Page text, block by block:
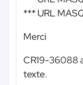
*** URL
Merci
CR19-36088
texte.